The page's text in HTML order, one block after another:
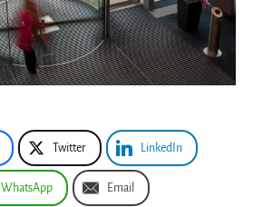
Twitter LinkedIn
WhatsApp Email